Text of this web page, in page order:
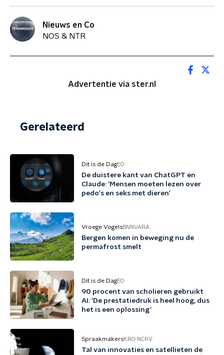
Nieuws en Co
NOS & NTR
Advertentie via ster.nl
Gerelateerd
Dit is de DagEO
De duistere kant van ChatGPT en
Claude: 'Mensen moeten lezen over
pedo's en seks met dieren'
Vroege VogelsBNNVARA
Bergen komen in beweging nu de
permafrost smelt
Dit is de DagEO
90 procent van scholieren gebruikt
AI: 'De prestatiedruk is heel hoog, dus
het is een oplossing'
SpraakmakersKRO-NCRV
Tal van innovaties en satellieten de